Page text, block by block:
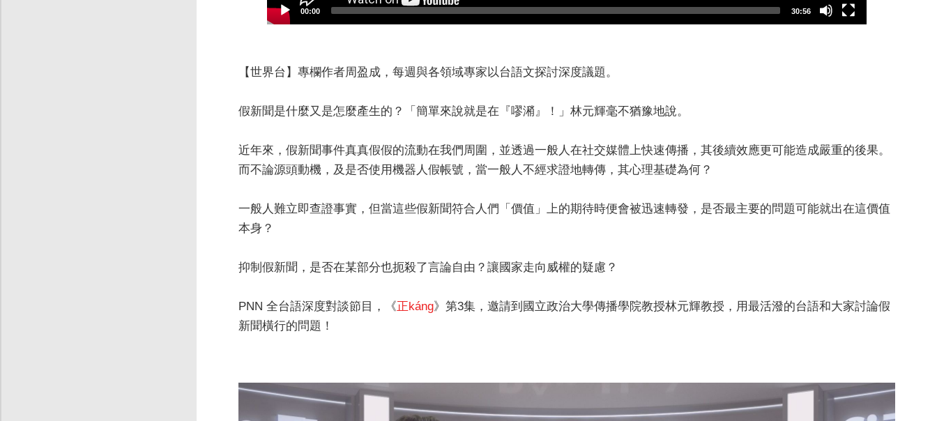
00:00 30:56
【世界台】專欄作者周盈成，每週與各領域專家以台語文探討深度議題。
假新聞是什麼又是怎麼產生的？「簡單來說就是在『嘐潲』！」林元輝毫不猶豫地說。
近年來，假新聞事件真真假假的流動在我們周圍，並透過一般人在社交媒體上快速傳播，其後續效應更可能造成嚴重的後果。
而不論源頭動機，及是否使用機器人假帳號，當一般人不經求證地轉傳，其心理基礎為何？
一般人難立即查證事實，但當這些假新聞符合人們「價值」上的期待時便會被迅速轉發，是否最主要的問題可能就出在這價值
本身？
抑制假新聞，是否在某部分也扼殺了言論自由？讓國家走向威權的疑慮？
PNN 全台語深度對談節目，《正káng》第3集，邀請到國立政治大學傳播學院教授林元輝教授，用最活潑的台語和大家討論假
新聞橫行的問題！